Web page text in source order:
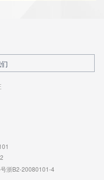
浙B2-20080101-4